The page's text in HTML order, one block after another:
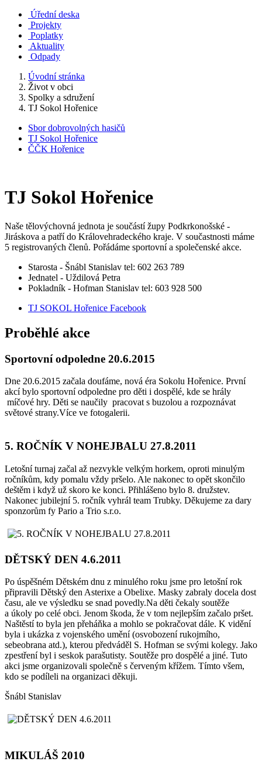
Úřední deska
Projekty
Poplatky
Aktuality
Odpady
Úvodní stránka
Život v obci
Spolky a sdružení
TJ Sokol Hořenice
Sbor dobrovolných hasičů
TJ Sokol Hořenice
ČČK Hořenice
TJ Sokol Hořenice
Naše tělovýchovná jednota je součástí župy Podkrkonošské -
Jiráskova a patří do Královehradeckého kraje. V součastnosti máme
5 registrovaných členů. Pořádáme sportovní a společenské akce.
Starosta - Šnábl Stanislav tel: 602 263 789
Jednatel - Uždilová Petra
Pokladník - Hofman Stanislav tel: 603 928 500
TJ SOKOL Hořenice Facebook
Proběhlé akce
Sportovní odpoledne 20.6.2015
Dne 20.6.2015 začala doufáme, nová éra Sokolu Hořenice. První
akcí bylo sportovní odpoledne pro děti i dospělé, kde se hrály
míčové hry. Děti se naučily pracovat s buzolou a rozpoznávat
světové strany.Více ve fotogalerii.
5. ROČNÍK V NOHEJBALU 27.8.2011
Letošní turnaj začal až nezvykle velkým horkem, oproti minulým
ročníkům, kdy pomalu vždy pršelo. Ale nakonec to opět skončilo
deštěm i když už skoro ke konci. Přihlášeno bylo 8. družstev.
Nakonec jubilejní 5. ročník vyhrál team Trubky. Děkujeme za dary
sponzorům fy Pario a Trio s.r.o.
DĚTSKÝ DEN 4.6.2011
Po úspěšném Dětském dnu z minulého roku jsme pro letošní rok
připravili Dětský den Asterixe a Obelixe. Masky zabraly docela dost
času, ale ve výsledku se snad povedly.Na děti čekaly soutěže
a úkoly po celé obci. Jenom škoda, že v tom nejlepším začalo pršet.
Naštěstí to byla jen přeháňka a mohlo se pokračovat dále. K vidění
byla i ukázka z vojenského umění (osvobození rukojmího,
sebeobrana atd.), kterou předváděl S. Hofman se svými kolegy. Jako
zpestření byl i seskok parašutisty. Soutěže pro dospělé a jiné. Tuto
akci jsme organizovali společně s červeným křížem. Tímto všem,
kdo se podíleli na organizaci děkuji.
Šnábl Stanislav
MIKULÁŠ 2010